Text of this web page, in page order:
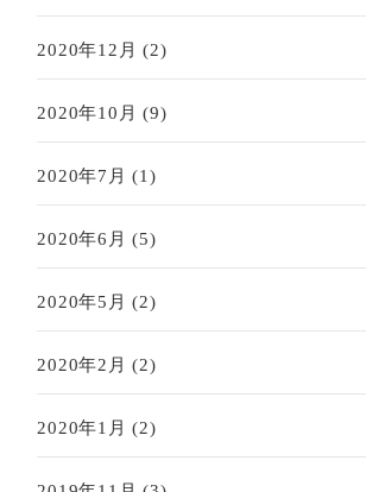
2020年12月 (2)
2020年10月 (9)
2020年7月 (1)
2020年6月 (5)
2020年5月 (2)
2020年2月 (2)
2020年1月 (2)